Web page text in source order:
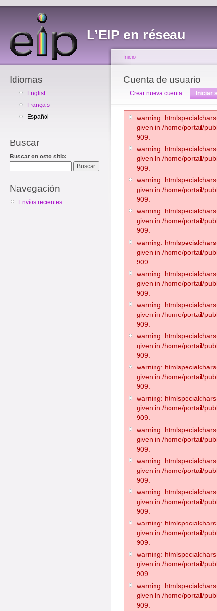
L’EIP en réseau
Idiomas
English
Français
Español
Buscar
Buscar en este sitio:
Navegación
Envíos recientes
Inicio
Cuenta de usuario
Crear nueva cuenta Iniciar
warning:
given in /home/portail/
909.
warning:
given in /home/portail/
909.
warning:
given in /home/portail/
909.
warning:
given in /home/portail/
909.
warning:
given in /home/portail/
909.
warning:
given in /home/portail/
909.
warning:
given in /home/portail/
909.
warning:
given in /home/portail/
909.
warning:
given in /home/portail/
909.
warning:
given in /home/portail/
909.
warning:
given in /home/portail/
909.
warning:
given in /home/portail/
909.
warning:
given in /home/portail/
909.
warning:
given in /home/portail/
909.
warning:
given in /home/portail/
909.
warning:
given in /home/portail/
909.